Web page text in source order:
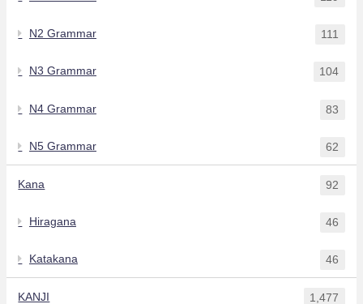
N2 Grammar 111
N3 Grammar 104
N4 Grammar 83
N5 Grammar 62
Kana 92
Hiragana 46
Katakana 46
KANJI 1,477